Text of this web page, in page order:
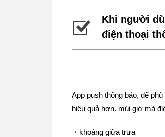
Khi người
điện thoại
App push thông báo, để
hiệu quả hơn. múi giờ mà
・khoảng giữa trưa